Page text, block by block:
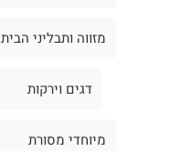
מזווה ותבליני הבית
דגים וירקות
מיוחדי מסורת